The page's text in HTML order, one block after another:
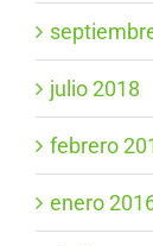
julio 2018
febrero
enero